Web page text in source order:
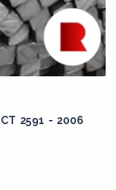
2591 - 2006